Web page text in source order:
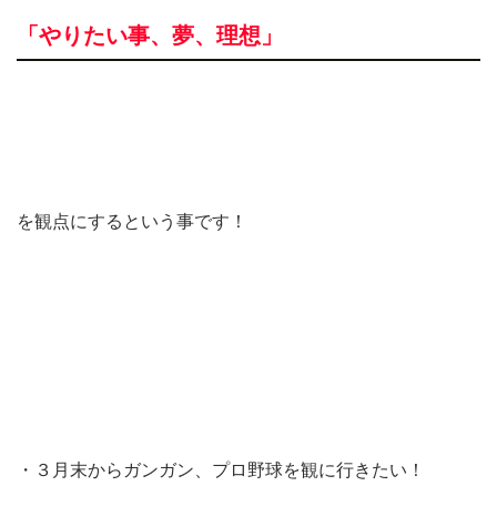
「やりたい事、夢、理想」
を観点にするという事です！
・３月末からガンガン、プロ野球を観に行きたい！